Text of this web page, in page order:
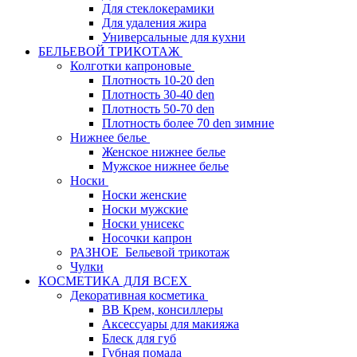
Для стеклокерамики
Для удаления жира
Универсальные для кухни
БЕЛЬЕВОЙ ТРИКОТАЖ
Колготки капроновые
Плотность 10-20 den
Плотность 30-40 den
Плотность 50-70 den
Плотность более 70 den зимние
Нижнее белье
Женское нижнее белье
Мужское нижнее белье
Носки
Носки женские
Носки мужские
Носки унисекс
Носочки капрон
РАЗНОЕ_Бельевой трикотаж
Чулки
КОСМЕТИКА ДЛЯ ВСЕХ
Декоративная косметика
BB Крем, консиллеры
Аксессуары для макияжа
Блеск для губ
Губная помада